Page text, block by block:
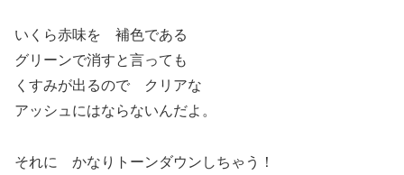
いくら赤味を 補色である
グリーンで消すと言っても
くすみが出るので クリアな
アッシュにはならないんだよ。
それに かなりトーンダウンしちゃう！